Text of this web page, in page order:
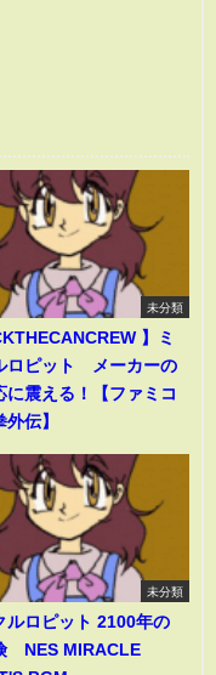
未分類
】ミ
ロピット メーカーの
に震える！【ファミコ
外伝】
未分類
ルロピット 2100年の
NES MIRACLE